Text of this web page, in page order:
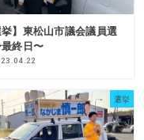
挙】東松山市議会議員選
終日〜
選挙